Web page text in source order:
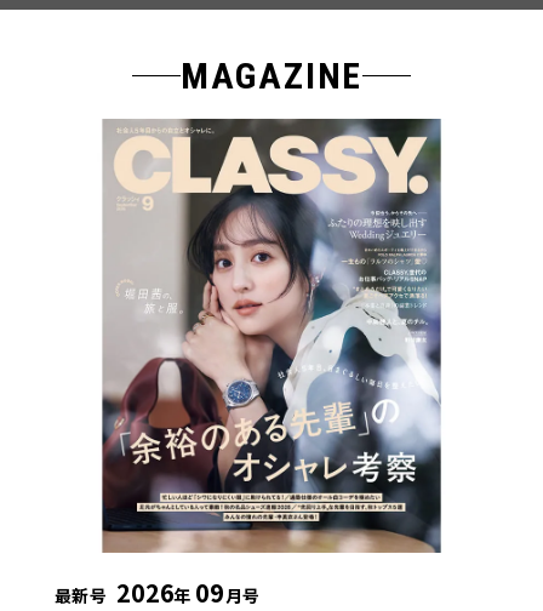
MAGAZINE
最新号 2026年 09月号